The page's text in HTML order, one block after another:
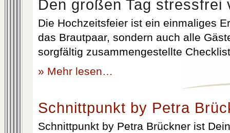
Den großen Tag stressfrei
Die Hochzeitsfeier ist ein einmaliges
das Brautpaar, sondern auch alle
sorgfältig zusammengestellte
» Mehr lesen…
Schnittpunkt by Petra
Schnittpunkt by Petra Brückner ist